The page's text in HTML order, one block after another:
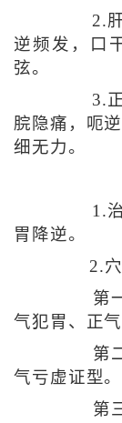
2.肝
逆频发，口
弦。
3.正
脘隐痛，呃
细无力。
1.治
胃降逆。
2.穴
第一
气犯胃、正
第二
气亏虚证型。
第三